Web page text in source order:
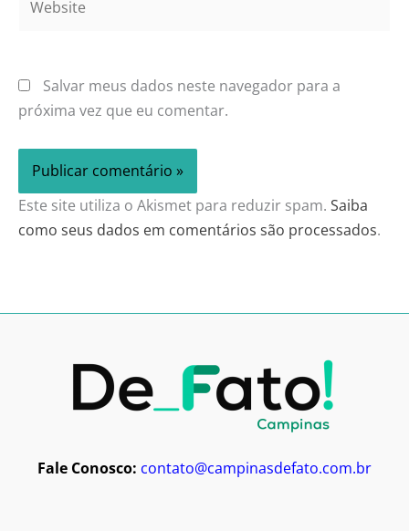
Salvar meus dados neste navegador para a
próxima vez que eu comentar.
Este site utiliza o Akismet para reduzir spam. Saiba
como seus dados em comentários são processados.
Fale Conosco: contato@campinasdefato.com.br